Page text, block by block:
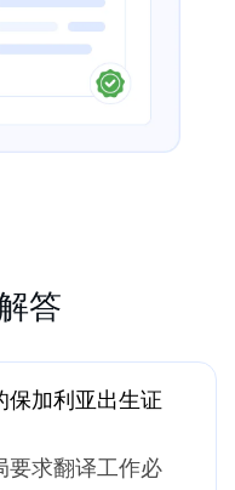
答
保加利亚出生证
要求翻译工作必